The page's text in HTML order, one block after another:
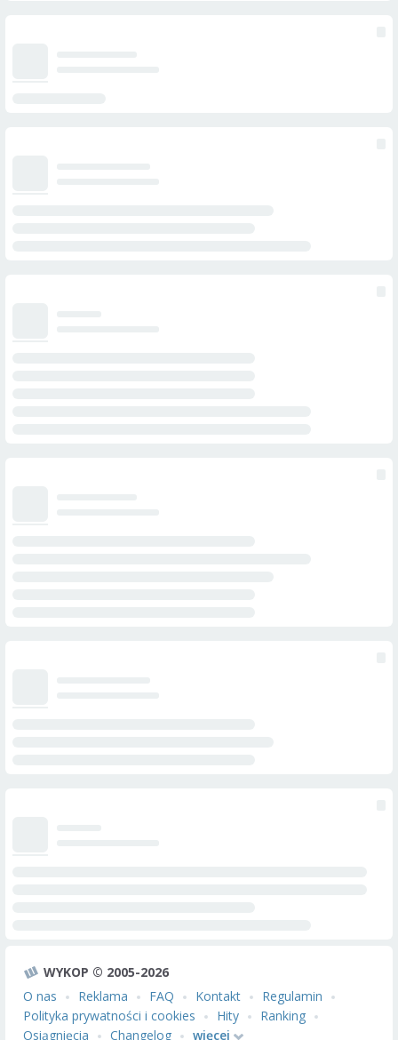
WYKOP © 2005-2026
O nas
Reklama FAQ Kontakt
Regulamin
Polityka prywatności i cookies
Hity
Ranking
Osiągnięcia
Changelog więcej